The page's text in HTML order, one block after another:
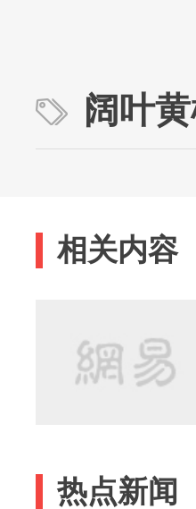
阔叶
相关内容
热点新闻